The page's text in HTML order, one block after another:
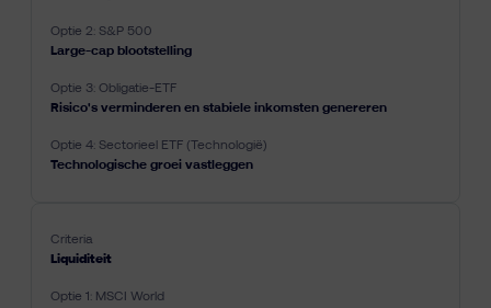
Large-cap blootstelling
Risico's verminderen en stabiele inkomsten genereren
Technologische groei vastleggen
Liquiditeit